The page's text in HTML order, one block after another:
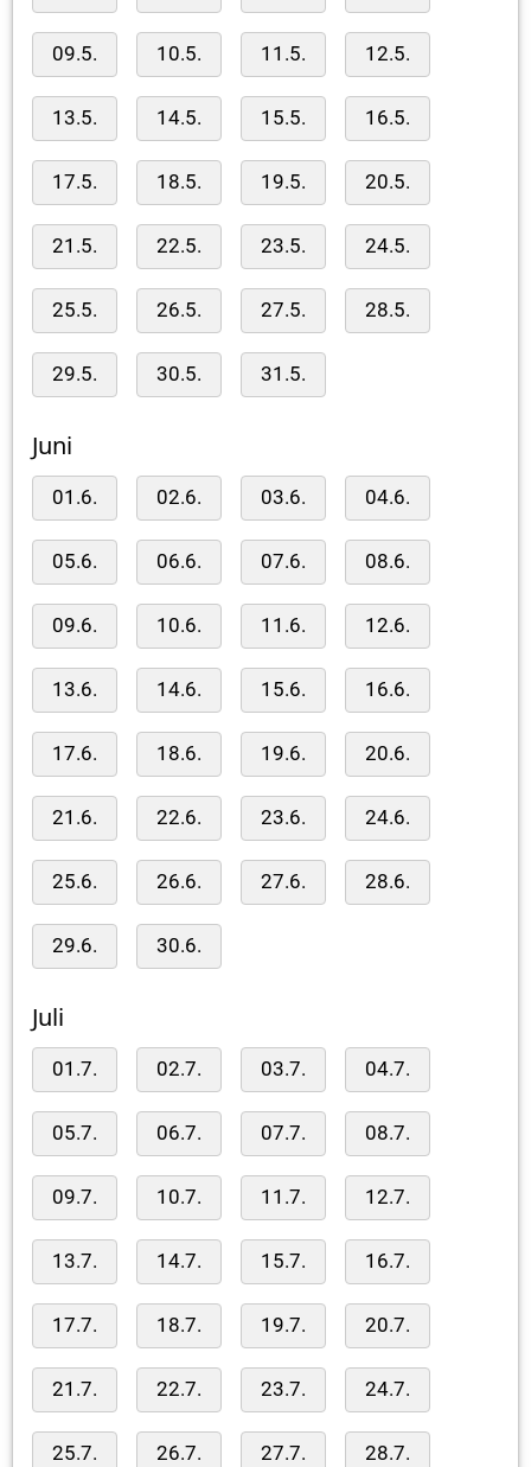
09.5. 10.5. 11.5. 12.5.
13.5. 14.5. 15.5. 16.5.
17.5. 18.5. 19.5. 20.5.
21.5. 22.5. 23.5. 24.5.
25.5. 26.5. 27.5. 28.5.
29.5. 30.5. 31.5.
Juni
01.6. 02.6. 03.6. 04.6.
05.6. 06.6. 07.6. 08.6.
09.6. 10.6. 11.6. 12.6.
13.6. 14.6. 15.6. 16.6.
17.6. 18.6. 19.6. 20.6.
21.6. 22.6. 23.6. 24.6.
25.6. 26.6. 27.6. 28.6.
29.6. 30.6.
Juli
01.7. 02.7. 03.7. 04.7.
05.7. 06.7. 07.7. 08.7.
09.7. 10.7. 11.7. 12.7.
13.7. 14.7. 15.7. 16.7.
17.7. 18.7. 19.7. 20.7.
21.7. 22.7. 23.7. 24.7.
25.7. 26.7. 27.7. 28.7.